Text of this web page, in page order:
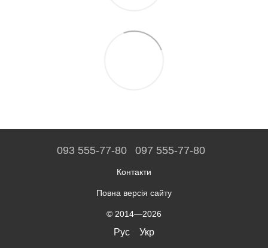
093 555-77-80 097 555-77-80
Контакти
Повна версія сайту
© 2014—2026
Рус Укр